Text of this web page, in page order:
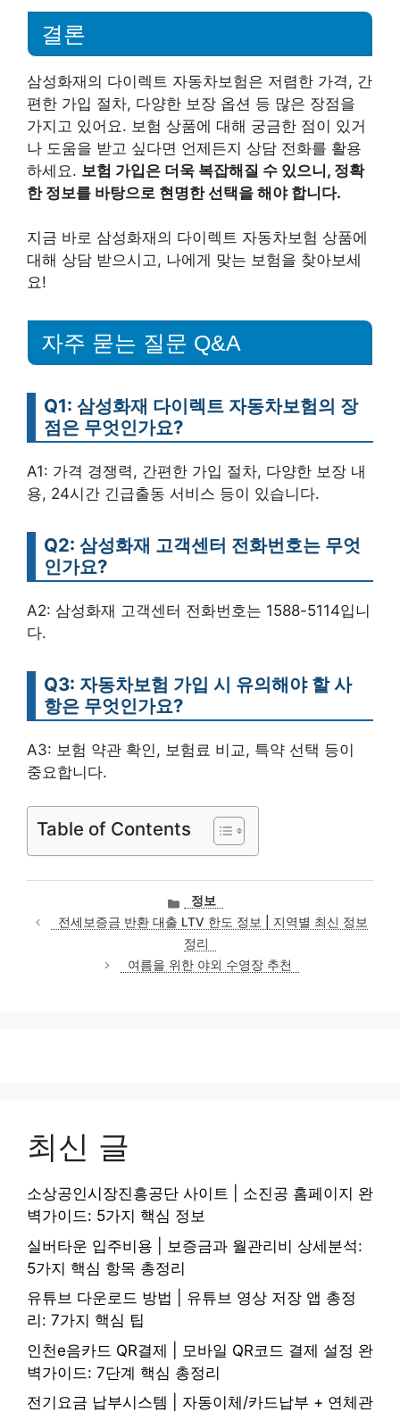
결론
삼성화재의 다이렉트 자동차보험은 저렴한 가격, 간
편한 가입 절차, 다양한 보장 옵션 등 많은 장점을
가지고 있어요. 보험 상품에 대해 궁금한 점이 있거
나 도움을 받고 싶다면 언제든지 상담 전화를 활용
하세요. 보험 가입은 더욱 복잡해질 수 있으니, 정확
한 정보를 바탕으로 현명한 선택을 해야 합니다.
지금 바로 삼성화재의 다이렉트 자동차보험 상품에
대해 상담 받으시고, 나에게 맞는 보험을 찾아보세
요!
자주 묻는 질문 Q&A
Q1: 삼성화재 다이렉트 자동차보험의 장
점은 무엇인가요?
A1: 가격 경쟁력, 간편한 가입 절차, 다양한 보장 내
용, 24시간 긴급출동 서비스 등이 있습니다.
Q2: 삼성화재 고객센터 전화번호는 무엇
인가요?
A2: 삼성화재 고객센터 전화번호는 1588-5114입니
다.
Q3: 자동차보험 가입 시 유의해야 할 사
항은 무엇인가요?
A3: 보험 약관 확인, 보험료 비교, 특약 선택 등이
중요합니다.
Table of Contents
카
테
고
리
정보
전세보증금 반환 대출 LTV 한도 정보 | 지역별 최신 정보
정리
여름을 위한 야외 수영장 추천
최신 글
소상공인시장진흥공단 사이트 | 소진공 홈페이지 완
벽가이드: 5가지 핵심 정보
실버타운 입주비용 | 보증금과 월관리비 상세분석:
5가지 핵심 항목 총정리
유튜브 다운로드 방법 | 유튜브 영상 저장 앱 총정
리: 7가지 핵심 팁
인천e음카드 QR결제 | 모바일 QR코드 결제 설정 완
벽가이드: 7단계 핵심 총정리
전기요금 납부시스템 | 자동이체/카드납부 + 연체관